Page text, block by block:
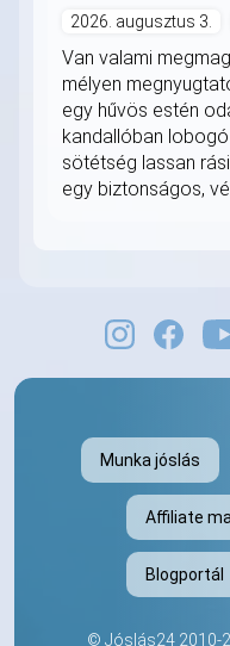
2026. augusztus 3.
Van valami
mélyen
egy hűvös estén
kandallóban
sötétség lassan
egy biztonságos,
Munka jóslás
Affiliate
Blogportál
© Jóslás24 2010-